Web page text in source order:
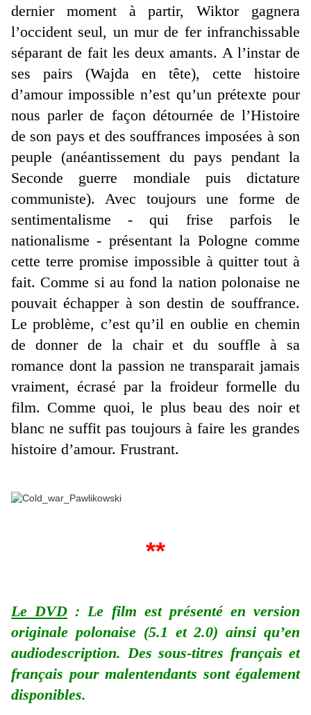
dernier moment à partir, Wiktor gagnera
l’occident seul, un mur de fer infranchissable
séparant de fait les deux amants. A l’instar de
ses pairs (Wajda en tête), cette histoire
d’amour impossible n’est qu’un prétexte pour
nous parler de façon détournée de l’Histoire
de son pays et des souffrances imposées à son
peuple (anéantissement du pays pendant la
Seconde guerre mondiale puis dictature
communiste). Avec toujours une forme de
sentimentalisme - qui frise parfois le
nationalisme - présentant la Pologne comme
cette terre promise impossible à quitter tout à
fait. Comme si au fond la nation polonaise ne
pouvait échapper à son destin de souffrance.
Le problème, c’est qu’il en oublie en chemin
de donner de la chair et du souffle à sa
romance dont la passion ne transparait jamais
vraiment, écrasé par la froideur formelle du
film. Comme quoi, le plus beau des noir et
blanc ne suffit pas toujours à faire les grandes
histoire d’amour. Frustrant.
**
Le DVD : Le film est présenté en version
originale polonaise (5.1 et 2.0) ainsi qu’en
audiodescription. Des sous-titres français et
français pour malentendants sont également
disponibles.